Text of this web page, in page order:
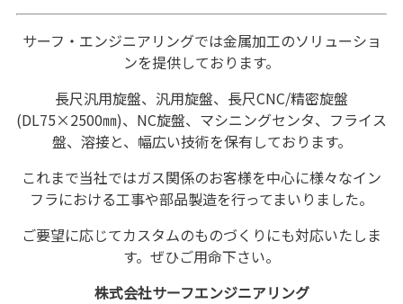
サーフ・エンジニアリングでは金属加工のソリューショ
ンを提供しております。
長尺汎用旋盤、汎用旋盤、長尺CNC/精密旋盤
(DL75×2500㎜)、NC旋盤、マシニングセンタ、フライス
盤、溶接と、幅広い技術を保有しております。
これまで当社ではガス関係のお客様を中心に様々なイン
フラにおける工事や部品製造を行ってまいりました。
ご要望に応じてカスタムのものづくりにも対応いたしま
す。ぜひご用命下さい。
株式会社サーフエンジニアリング